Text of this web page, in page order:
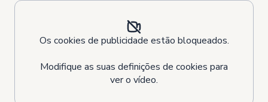
Os cookies de publicidade estão bloqueados.
Modifique as suas definições de cookies para
ver o vídeo.